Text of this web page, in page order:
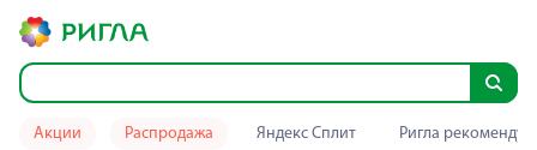
Акции Распродажа Яндекс Сплит Ригла